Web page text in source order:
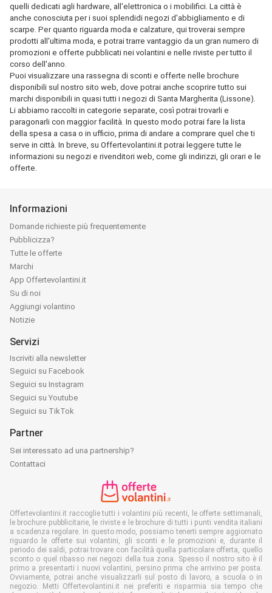
quelli dedicati agli hardware, all'elettronica o i mobilifici. La città è
anche conosciuta per i suoi splendidi negozi d'abbigliamento e di
scarpe. Per quanto riguarda moda e calzature, qui troverai sempre
prodotti all'ultima moda, e potrai trarre vantaggio da un gran numero di
promozioni e offerte pubblicati nei volantini e nelle riviste per tutto il
corso dell'anno.
Puoi visualizzare una rassegna di sconti e offerte nelle brochure
disponibili sul nostro sito web, dove potrai anche scoprire tutto sui
marchi disponibili in quasi tutti i negozi di Santa Margherita (Lissone).
Li abbiamo raccolti in categorie separate, così potrai trovarli e
paragonarli con maggior facilità. In questo modo potrai fare la lista
della spesa a casa o in ufficio, prima di andare a comprare quel che ti
serve in città. In breve, su Offertevolantini.it potrai leggere tutte le
informazioni su negozi e rivenditori web, come gli indirizzi, gli orari e le
offerte.
Informazioni
Domande richieste più frequentemente
Pubblicizza?
Tutte le offerte
Marchi
App Offertevolantini.it
Su di noi
Aggiungi volantino
Notizie
Servizi
Iscriviti alla newsletter
Seguici su Facebook
Seguici su Instagram
Seguici su Youtube
Seguici su TikTok
Partner
Sei interessato ad una partnership?
Contattaci
Offertevolantini.it raccoglie tutti i volantini più recenti, le offerte settimanali,
le brochure pubblicitarie, le riviste e le brochure di tutti i punti vendita italiani
a scadenza regolare. In questo modo, possiamo tenerti sempre aggiornato
riguardo le offerte sui volantini, gli sconti e le promozioni e, durante il
periodo dei saldi, potrai trovare con facilità quella particolare offerta, quello
sconto o quel ribasso nei negozi della tua zona. Spesso il nostro sito è il
primo a presentarti i nuovi volantini, persino prima che arrivino per posta.
Ovviamente, potrai anche visualizzarli sul posto di lavoro, a scuola o in
negozio. Metti Offertevolantini.it nei preferiti e risparmia sia tempo che